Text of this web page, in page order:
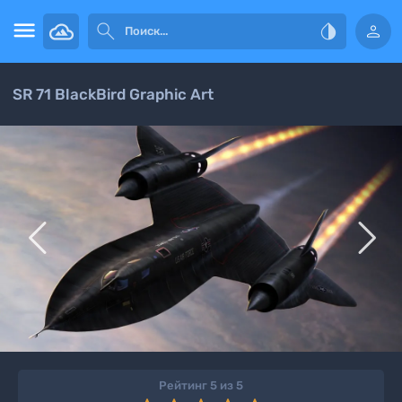
   
SR 71 BlackBird Graphic Art
 
Рейтинг 5 из 5